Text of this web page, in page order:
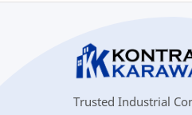
Trusted Industrial